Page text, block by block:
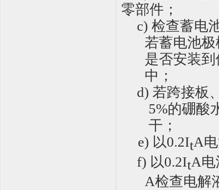
零部件；
c) 检查蓄电
若蓄电池
是否安装
中；
d) 若跨接板
5%的硼酸
干 ；
e) 以0.2ItA
f) 以0.2ItA
A检查电解